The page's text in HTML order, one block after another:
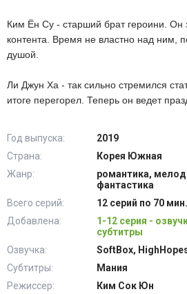
Ким Ён Су - старший брат героини. Он
контента. Время не властно над ним,
душой.
Ли Джyн Ха - так сильно стремился
итоге перегорел. Теперь он ведет
Год выпуска:
2019
Страна:
Корея Южная
Жанр:
романтика,
фантастика
Всего серий:
12 серий по 70 мин.
Добавлена:
1-12 серия -
субтитры
Озвучка:
SoftBox,
Субтитры:
Мания
Режиссёр:
Ким Сок Юн